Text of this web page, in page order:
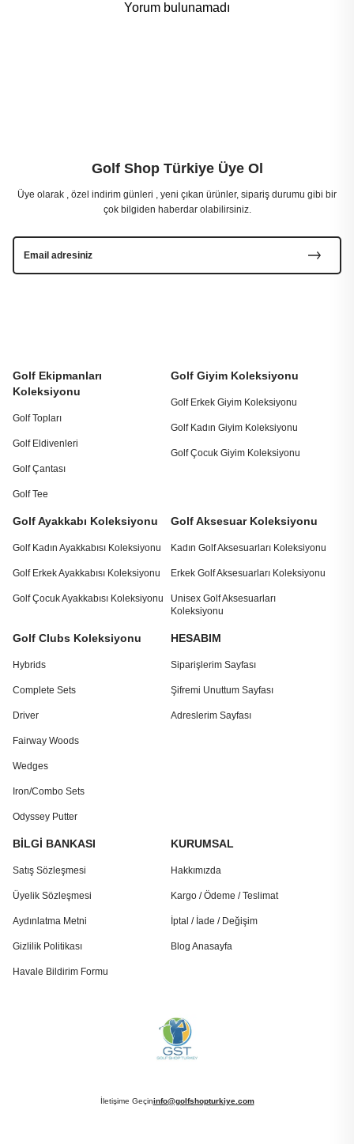
Yorum bulunamadı
İletişime Geçininfo@golfshopturkiye.com
Golf Ekipmanları
Koleksiyonu
Golf Topları
Golf Eldivenleri
Golf Çantası
Golf Tee
Golf Giyim Koleksiyonu
Golf Erkek Giyim Koleksiyonu
Golf Kadın Giyim Koleksiyonu
Golf Çocuk Giyim Koleksiyonu
Golf Ayakkabı Koleksiyonu
Golf Kadın Ayakkabısı Koleksiyonu
Golf Erkek Ayakkabısı Koleksiyonu
Golf Çocuk Ayakkabısı Koleksiyonu
Golf Aksesuar Koleksiyonu
Kadın Golf Aksesuarları Koleksiyonu
Erkek Golf Aksesuarları Koleksiyonu
Unisex Golf Aksesuarları
Koleksiyonu
Golf Clubs Koleksiyonu
Hybrids
Complete Sets
Driver
Fairway Woods
Wedges
Iron/Combo Sets
Odyssey Putter
HESABIM
Siparişlerim Sayfası
Şifremi Unuttum Sayfası
Adreslerim Sayfası
BİLGİ BANKASI
Satış Sözleşmesi
Üyelik Sözleşmesi
Aydınlatma Metni
Gizlilik Politikası
Havale Bildirim Formu
KURUMSAL
Hakkımızda
Kargo / Ödeme / Teslimat
İptal / İade / Değişim
Blog Anasayfa
Golf Shop Türkiye Üye Ol
Üye olarak , özel indirim günleri , yeni çıkan ürünler, sipariş durumu gibi bir
çok bilgiden haberdar olabilirsiniz.